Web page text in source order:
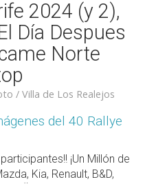
2024 (y 2),
Día Despues
Norte
/ Villa de Los Realejos
del 40 Rallye
¡Un Millón de
Kia, Renault, B&D,